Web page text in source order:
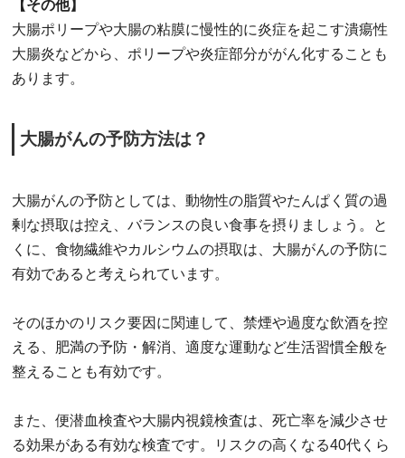
【その他】
大腸ポリープや大腸の粘膜に慢性的に炎症を起こす潰瘍性
大腸炎などから、ポリープや炎症部分ががん化することも
あります。
大腸がんの予防方法は？
大腸がんの予防としては、動物性の脂質やたんぱく質の過
剰な摂取は控え、バランスの良い食事を摂りましょう。と
くに、食物繊維やカルシウムの摂取は、大腸がんの予防に
有効であると考えられています。
そのほかのリスク要因に関連して、禁煙や過度な飲酒を控
える、肥満の予防・解消、適度な運動など生活習慣全般を
整えることも有効です。
また、便潜血検査や大腸内視鏡検査は、死亡率を減少させ
る効果がある有効な検査です。リスクの高くなる40代くら